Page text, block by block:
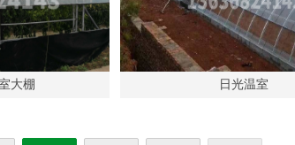
大棚 日光温室